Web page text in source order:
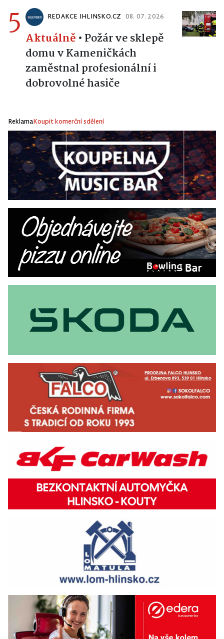
5 REDAKCE IHLINSKO.CZ 08. 07. 2026
Aktuálně • Požár ve sklepě
domu v Kameničkách
zaměstnal profesionální i
dobrovolné hasiče
ReklamaKoupit komerční sdělení